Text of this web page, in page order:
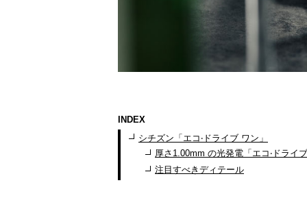
INDEX
シチズン「エコ‧ドライブ ワン」
厚さ1.00mm の光発電「エコ‧ドライ
注目すべきディテール